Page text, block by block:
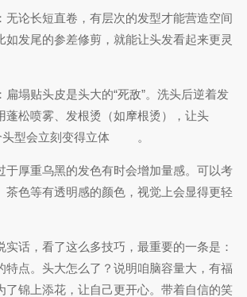
：无论长短直卷，有层次的发型才能营造空间
如发尾的参差修剪，就能让头发看起来更灵
扁塌贴头皮是头大的“死敌”。洗头后逆着发
蓬松喷雾、发根烫（如摩根烫），让头
头型会立刻变得立体
。
于厚重乌黑的发色有时会增加量感。可以考
茶色等有透明感的颜色，视觉上会显得更轻
实话，看了这么多技巧，最重要的一条是：
特点。头大怎么了？说明咱脑容量大，有福
了锦上添花，让自己更开心。带着自信的笑